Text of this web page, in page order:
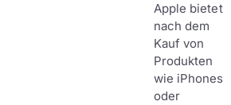
Apple bietet
nach dem
Kauf von
Produkten
wie iPhones
oder